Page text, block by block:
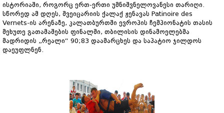
ისტორიაში, როგორც ერთ-ერთი უმნიშვნელოვანესი თარიღი.
სწორედ ამ დღეს, შვეიცარიის ქალაქ ჟენავას Patinoire des
Vernets-ის არენაზე, კალათბურთში ევროპის ჩემპიონატის თასის
მეხუთე გათამაშების ფინალში, თბილისის დინამოელებმა
მადრიდის „რეალი“ 90;83 დაამარცხეს და საპატიო ჯილდოს
დაეუფლნენ.